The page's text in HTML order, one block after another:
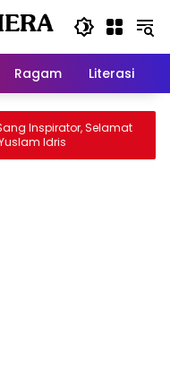
Ragam Literasi
Selamat